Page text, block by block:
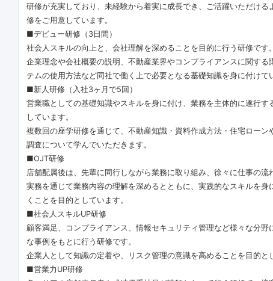
研修が充実しており、未経験から着実に成長でき、ご活躍いただける
修をご用意しています。
■デビュー研修（3日間）
社会人スキルの向上と、会社理解を深めることを目的に行う研修です。
企業理念や会社概要の説明、不動産業界やコンプライアンスに関する
テムの使用方法など同社で働く上で必要となる基礎知識を身に付けて
■新人研修（入社3ヶ月で5回）
営業職としての基礎知識やスキルを身に付け、業務を主体的に遂行す
しています。
複数回の座学研修を通じて、不動産知識・資料作成方法・住宅ローン
調査について学んでいただきます。
■OJT研修
店舗配属後は、先輩に同行しながら業務に取り組み、徐々に仕事の流
実務を通じて業務内容の理解を深めるとともに、実践的なスキルを身
くことを目的としています。
■社会人スキルUP研修
顧客満足、コンプライアンス、情報セキュリティ管理など様々な分野
な事例をもとに行う研修です。
企業人として知識の定着や、リスク管理の意識を高めることを目的と
■営業力UP研修